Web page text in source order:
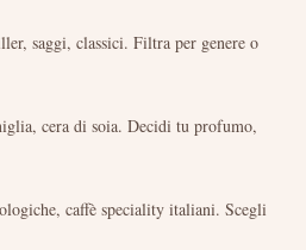
saggi, classici. Filtra per genere o
cera di soia. Decidi tu profumo,
caffè speciality italiani. Scegli